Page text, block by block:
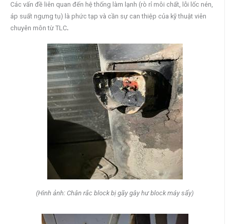
Các vấn đề liên quan đến hệ thống làm lạnh (rò rỉ môi chất, lỗi lốc nén,
áp suất ngưng tụ) là phức tạp và cần sự can thiệp của kỹ thuật viên
chuyên môn từ TLC.
(Hình ảnh: Chân rắc block bị gãy gây hư block máy sấy)